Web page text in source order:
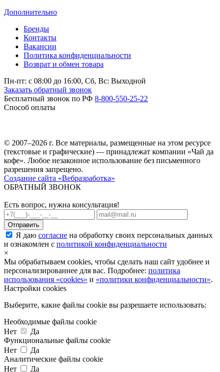
Дополнительно
Бренды
Контакты
Вакансии
Политика конфиденциальности
Возврат и обмен товара
Пн-пт: c 08:00 до 16:00, Сб, Вс: Выходной
Заказать обратный звонок
Бесплатный звонок по РФ 8-800-550-25-22
Способ оплаты
© 2007–2026 г. Все материалы, размещенные на этом ресурсе
(текстовые и графические) — принадлежат компании «Чай да
кофе». Любое незаконное использование без письменного
разрешения запрещено.
Создание сайта «Вебразработка»
ОБРАТНЫЙ ЗВОНОК
Есть вопрос, нужна консультация!
Я даю согласие на обработку своих персональных данных
и ознакомлен с политикой конфиденциальности
×
Мы обрабатываем cookies, чтобы сделать наш сайт удобнее и
персонализированнее для вас. Подробнее: политика
использования «cookies» и «политики конфиденциальности».
Настройки cookies
Выберите, какие файлы cookie вы разрешаете использовать:
Необходимые файлы cookie
Нет
Да
Функциональные файлы cookie
Нет
Да
Аналитические файлы cookie
Нет
Да